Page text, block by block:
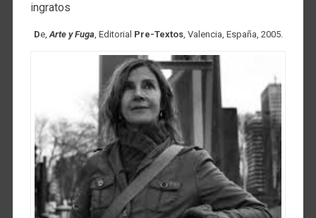
ingratos
De,Arte y Fuga, Editorial Pre-Textos, Valencia, España, 2005.